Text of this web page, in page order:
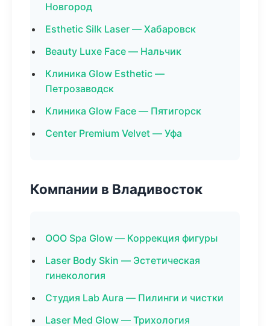
Новгород
Esthetic Silk Laser — Хабаровск
Beauty Luxe Face — Нальчик
Клиника Glow Esthetic —
Петрозаводск
Клиника Glow Face — Пятигорск
Center Premium Velvet — Уфа
Компании в Владивосток
ООО Spa Glow — Коррекция фигуры
Laser Body Skin — Эстетическая
гинекология
Студия Lab Aura — Пилинги и чистки
Laser Med Glow — Трихология